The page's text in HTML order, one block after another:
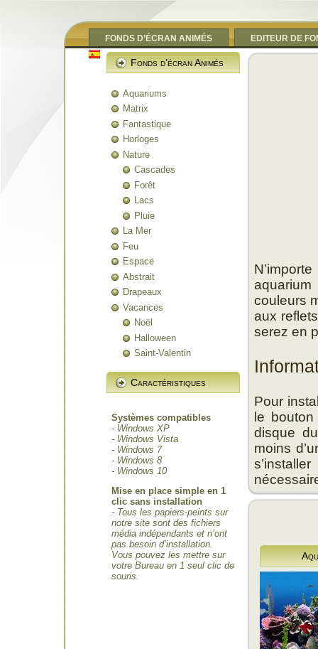
FONDS D’ÉCRAN ANIMÉS EDITEUR DE
Fonds d’écran Animés
Aquariums
Matrix
Fantastique
Horloges
Nature
Cascades
Forêt
Lacs
Pluie
La Mer
Feu
Espace
Abstrait
Drapeaux
Vacances
Noël
Halloween
Saint-Valentin
Caractéristiques
Systèmes compatibles
- Windows XP
- Windows Vista
- Windows 7
- Windows 8
- Windows 10
Mise en place simple en 1
clic sans installation
- Tous les papiers-peints sur
notre site sont des fichiers
média indépendants et n’ont
pas besoin d’installation.
Vous pouvez les mettre sur
votre Bureau en 1 seul clic de
souris.
couleurs
aux
serez en
Pour
le
disque
moins